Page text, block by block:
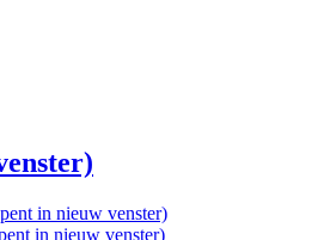
in nieuw venster)
in nieuw venster)